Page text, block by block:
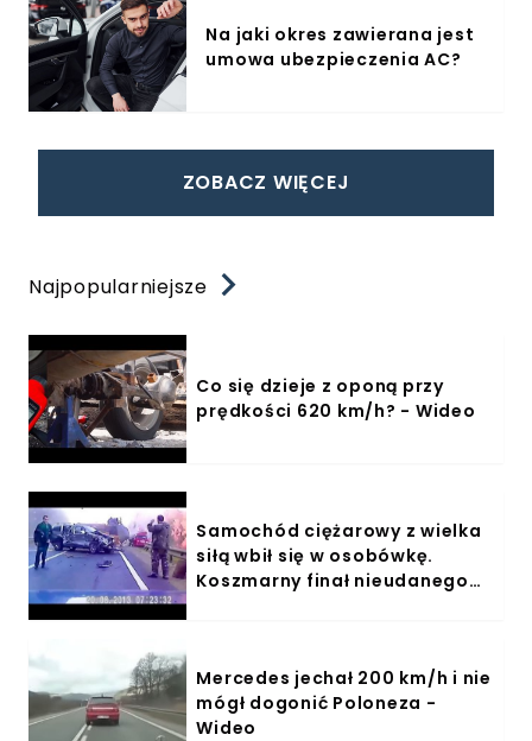
Na jaki okres zawierana jest
umowa ubezpieczenia AC?
ZOBACZ WIĘCEJ
Najpopularniejsze
Co się dzieje z oponą przy
prędkości 620 km/h? - Wideo
Samochód ciężarowy z wielka
siłą wbił się w osobówkę.
Koszmarny finał nieudanego
Mercedes jechał 200 km/h i nie
mógł dogonić Poloneza -
Wideo